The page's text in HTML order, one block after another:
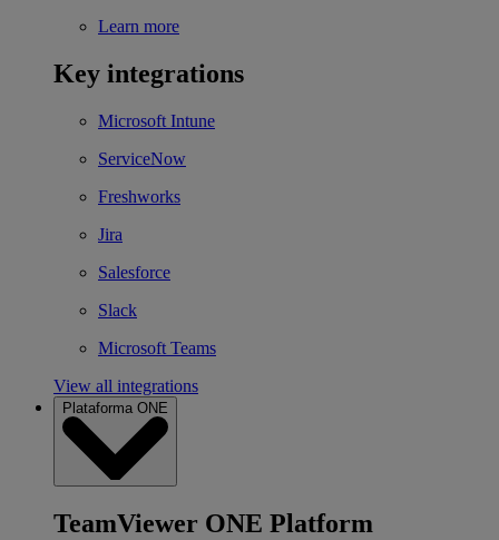
Learn more
Key integrations
Microsoft Intune
ServiceNow
Freshworks
Jira
Salesforce
Slack
Microsoft Teams
View all integrations
Plataforma ONE
TeamViewer ONE Platform